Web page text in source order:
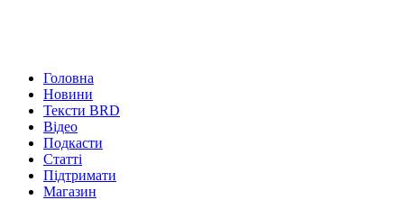
Головна
Новини
Тексти BRD
Відео
Подкасти
Статті
Підтримати
Магазин